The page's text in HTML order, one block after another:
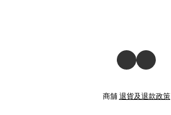
商舖 退貨及退款政策